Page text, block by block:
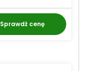
Sprawdź cenę